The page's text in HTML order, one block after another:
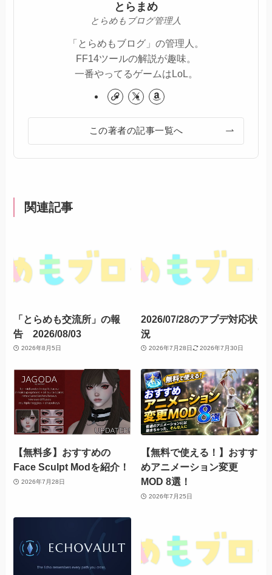
とらまめ
とらめもブログ管理人
「とらめもブログ」の管理人。
FF14ツールの解説が趣味。
一番やってるゲームはLoL。
この著者の記事一覧へ
関連記事
「とらめも交流所」の報
告 2026/08/03
2026年8月5日
2026/07/28のアプデ対応状
況
2026年7月28日 2026年7月30日
【無料多】おすすめの
Face Sculpt Modを紹介！
2026年7月28日
【無料で使える！】おすす
めアニメーション変更
MOD 8選！
2026年7月25日